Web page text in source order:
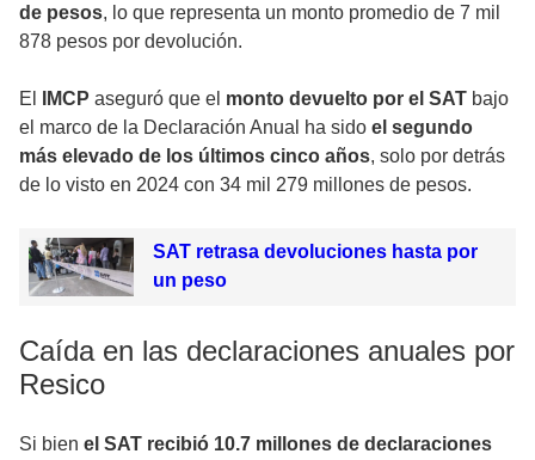
de pesos, lo que representa un monto promedio de 7 mil
878 pesos por devolución.
El IMCP aseguró que el monto devuelto por el SAT bajo
el marco de la Declaración Anual ha sido el segundo
más elevado de los últimos cinco años, solo por detrás
de lo visto en 2024 con 34 mil 279 millones de pesos.
SAT retrasa devoluciones hasta por
un peso
Caída en las declaraciones anuales por
Resico
Si bien el SAT recibió 10.7 millones de declaraciones